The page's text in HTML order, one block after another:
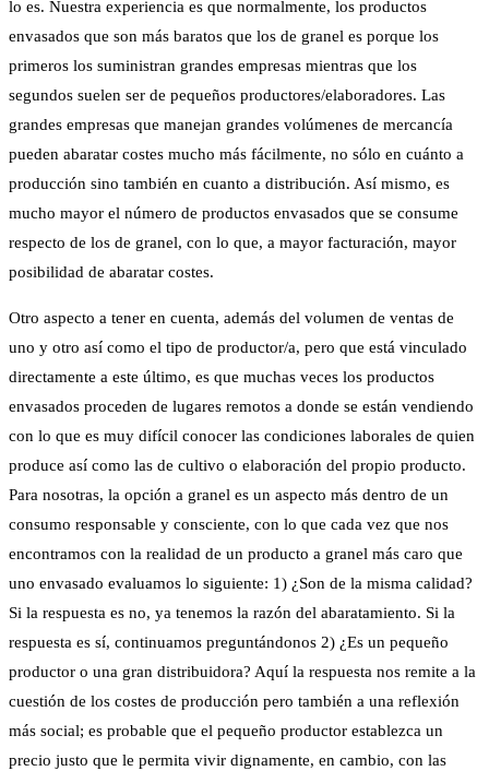
lo es. Nuestra experiencia es que normalmente, los productos
envasados que son más baratos que los de granel es porque los
primeros los suministran grandes empresas mientras que los
segundos suelen ser de pequeños productores/elaboradores. Las
grandes empresas que manejan grandes volúmenes de mercancía
pueden abaratar costes mucho más fácilmente, no sólo en cuánto a
producción sino también en cuanto a distribución. Así mismo, es
mucho mayor el número de productos envasados que se consume
respecto de los de granel, con lo que, a mayor facturación, mayor
posibilidad de abaratar costes.
Otro aspecto a tener en cuenta, además del volumen de ventas de
uno y otro así como el tipo de productor/a, pero que está vinculado
directamente a este último, es que muchas veces los productos
envasados proceden de lugares remotos a donde se están vendiendo
con lo que es muy difícil conocer las condiciones laborales de quien
produce así como las de cultivo o elaboración del propio producto.
Para nosotras, la opción a granel es un aspecto más dentro de un
consumo responsable y consciente, con lo que cada vez que nos
encontramos con la realidad de un producto a granel más caro que
uno envasado evaluamos lo siguiente: 1) ¿Son de la misma calidad?
Si la respuesta es no, ya tenemos la razón del abaratamiento. Si la
respuesta es sí, continuamos preguntándonos 2) ¿Es un pequeño
productor o una gran distribuidora? Aquí la respuesta nos remite a la
cuestión de los costes de producción pero también a una reflexión
más social; es probable que el pequeño productor establezca un
precio justo que le permita vivir dignamente, en cambio, con las